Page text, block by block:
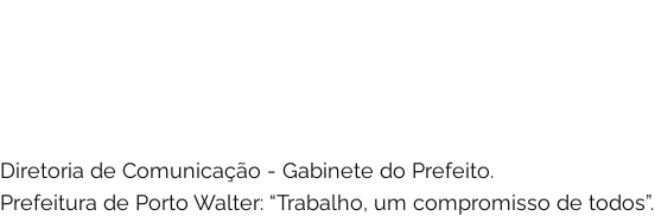
Diretoria de Comunicação - Gabinete do Prefeito.
Prefeitura de Porto Walter: “Trabalho, um compromisso de todos”.